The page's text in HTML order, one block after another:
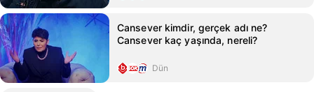
Cansever kimdir, gerçek adı ne?
Cansever kaç yaşında, nereli?
Dün